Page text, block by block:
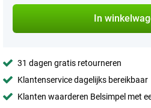
In
31 dagen gratis retourneren
Klantenservice dagelijks bereikbaar
Klanten waarderen Belsimpel met